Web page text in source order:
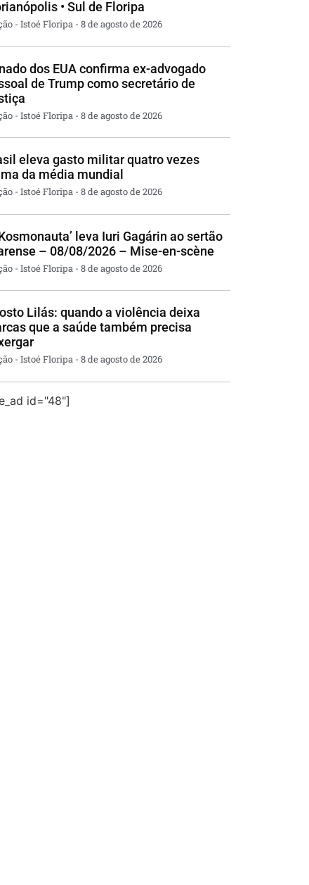
• Sul de Floripa
- Istoé Floripa 8 de agosto de 2026
dos EUA confirma ex-advogado
de Trump como secretário de
- Istoé Floripa 8 de agosto de 2026
eleva gasto militar quatro vezes
da média mundial
- Istoé Floripa 8 de agosto de 2026
Kosmonauta’ leva Iuri Gagárin ao sertão
– 08/08/2026 – Mise-en-scène
- Istoé Floripa 8 de agosto de 2026
Lilás: quando a violência deixa
que a saúde também precisa
- Istoé Floripa 8 de agosto de 2026
id="48"]